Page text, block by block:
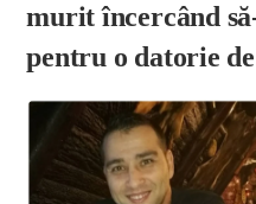
murit încercând
pentru o datorie